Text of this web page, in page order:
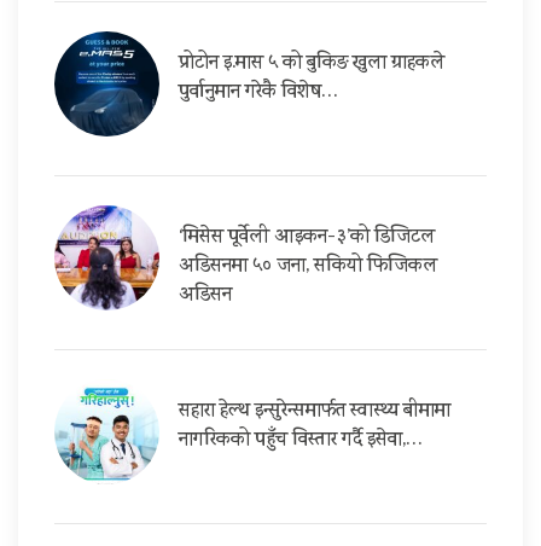
प्रोटोन इ.मास ५ को बुकिङ खुला ग्राहकले
पुर्वानुमान गरेकै विशेष…
‘मिसेस पूर्वेली आइकन-३’को डिजिटल
अडिसनमा ५० जना, सकियो फिजिकल
अडिसन
सहारा हेल्थ इन्सुरेन्समार्फत स्वास्थ्य बीमामा
नागरिकको पहुँच विस्तार गर्दै इसेवा,…